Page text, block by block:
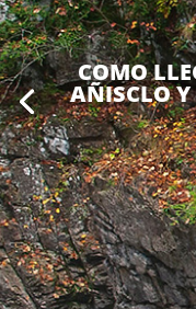
COMO
AÑISCLO